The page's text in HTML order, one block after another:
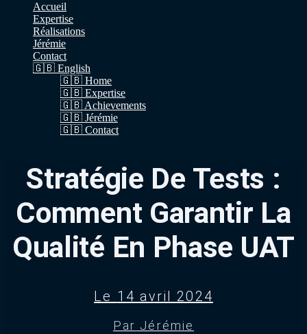
Accueil
Expertise
Réalisations
Jérémie
Contact
🇬🇧 English
🇬🇧 Home
🇬🇧 Expertise
🇬🇧 Achievements
🇬🇧 Jérémie
🇬🇧 Contact
Stratégie De Tests :
Comment Garantir La
Qualité En Phase UAT
Le 14 avril 2024
Par Jérémie